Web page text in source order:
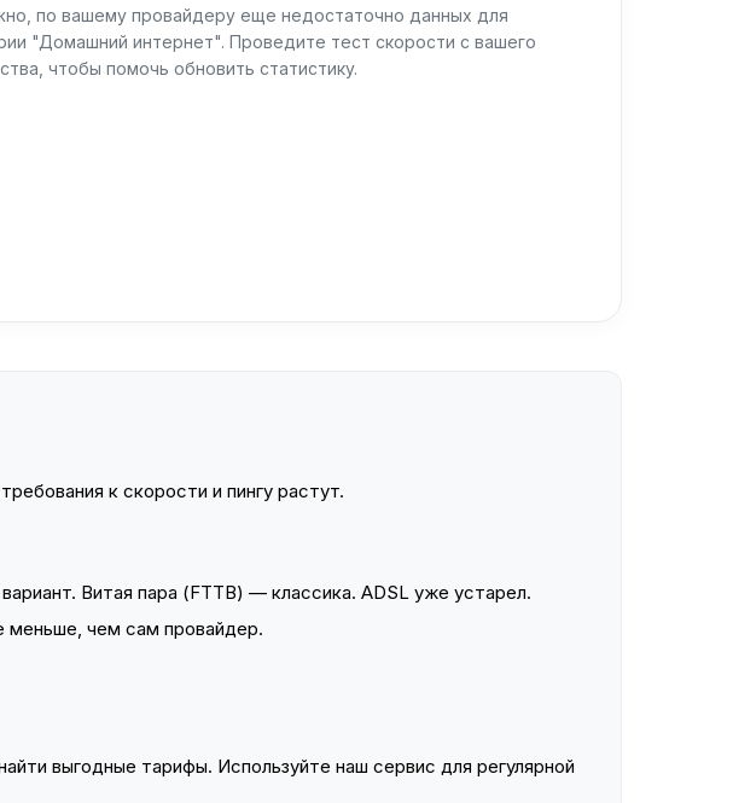
по вашему провайдеру еще недостаточно данных для
"Домашний интернет". Проведите тест скорости с вашего
чтобы помочь обновить статистику.
к скорости и пингу растут.
Витая пара (FTTB) — классика. ADSL уже устарел.
меньше, чем сам провайдер.
выгодные тарифы. Используйте наш сервис для регулярной